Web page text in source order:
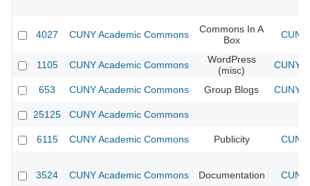
4027 CUNY Academic Commons
Commons In A
Box
1105 CUNY Academic Commons
WordPress
(misc)
CUNY
653 CUNY Academic Commons Group Blogs CUNY
25125 CUNY Academic Commons
6115 CUNY Academic Commons Publicity
3524 CUNY Academic Commons Documentation